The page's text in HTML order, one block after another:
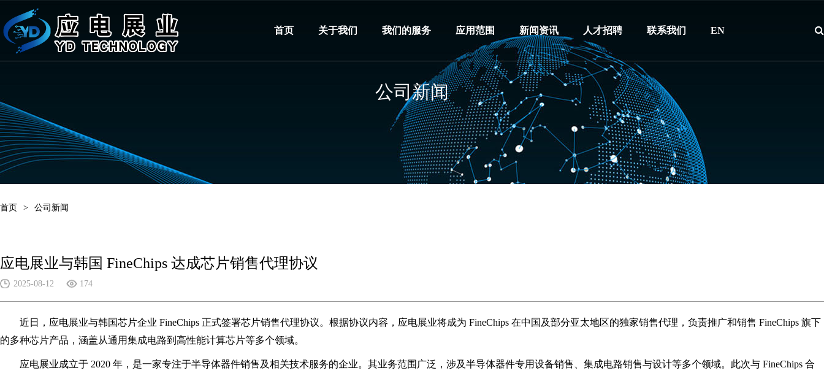
首页 关于我们 我们的服务 应用范围 新闻资讯 人才招聘 联系我们 EN
公司新闻
首页 > 公司新闻
应电展业与韩国 FineChips 达成芯片销售代理协议
2025-08-12 174
近日，应电展业与韩国芯片企业 FineChips 正式签署芯片销售代理协议。根据协议内容，应电展业将成为 FineChips 在中国及部分亚太地区的独家销售代理，负责推广和销售 FineChips 旗下
的多种芯片产品，涵盖从通用集成电路到高性能计算芯片等多个领域。
应电展业成立于 2020 年，是一家专注于半导体器件销售及相关技术服务的企业。其业务范围广泛，涉及半导体器件专用设备销售、集成电路销售与设计等多个领域。此次与 FineChips 合